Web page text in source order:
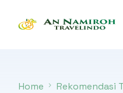
Home
Rekomendasi